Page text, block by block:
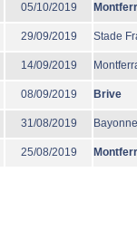
05/10/2019
29/09/2019 Stade
14/09/2019
08/09/2019 Brive
31/08/2019 Bayonne
25/08/2019